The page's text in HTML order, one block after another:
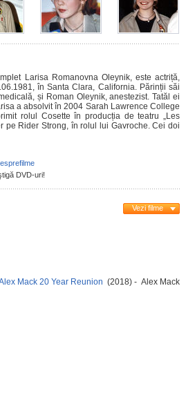
Larisa Romanovna Oleynik, este actriță,
în Santa Clara, California. Părinții săi
și Roman Oleynik, anestezist. Tatăl ei
a absolvit în 2004 Sarah Lawrence College
rolul Cosette în producția de teatru „Les
pe Rider Strong, în rolul lui Gavroche. Cei doi
DVD-uri!
Vezi filme
Mack 20 Year Reunion (2018) - Alex Mack